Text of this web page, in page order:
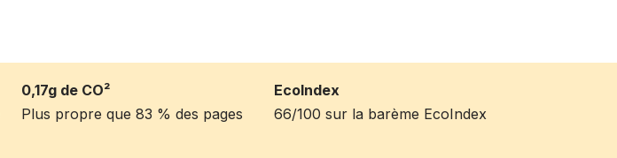
0,17g de CO²
Plus propre que 83 % des pages
EcoIndex
66/100 sur la barème EcoIndex